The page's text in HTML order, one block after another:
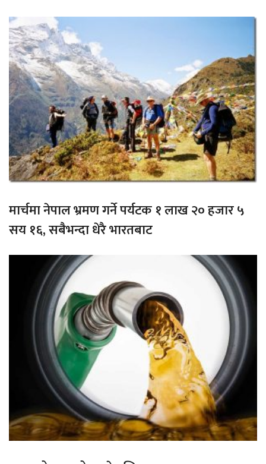
मार्चमा नेपाल भ्रमण गर्ने पर्यटक १ लाख २० हजार ५
सय १६, सबैभन्दा धेरै भारतबाट